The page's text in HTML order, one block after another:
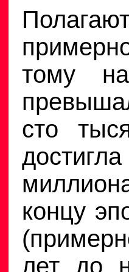
тому
сто
концу
лет до